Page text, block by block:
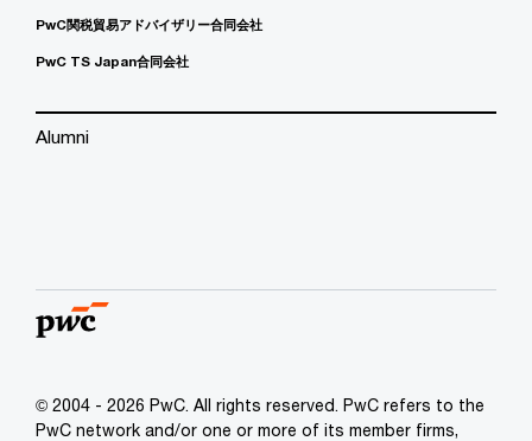
PwC関税貿易アドバイザリー合同会社
PwC TS Japan合同会社
Alumni
© 2004 - 2026 PwC. All rights reserved. PwC refers to the
PwC network and/or one or more of its member firms,